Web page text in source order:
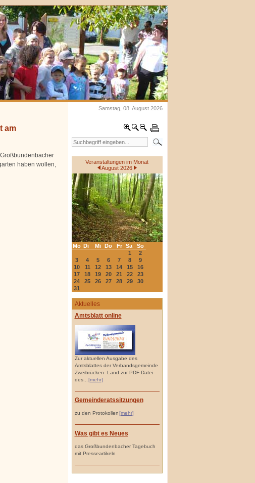
Samstag, 08. August 2026
Veranstaltungen im Monat
August 2026
Mo Di Mi Do Fr Sa
So
1
2
3
4 5 6 7 8
9
10
11 12 13 14 15
16
17
18 19 20 21 22
23
24
25 26 27 28 29
30
31
Aktuelles
Amtsblatt online
Zur aktuellen Ausgabe des
Amtsblattes der Verbandsgemeinde
Zweibrücken- Land zur PDF-Datei
des...
[mehr]
Gemeinderatssitzungen
zu den Protokollen[mehr]
Was gibt es Neues
das Großbundenbacher Tagebuch
mit Presseartikeln
am
haben wollen,